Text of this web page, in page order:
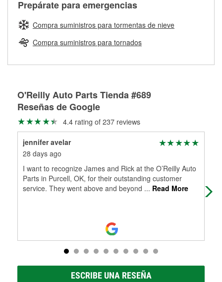
Herramientas de O'Reilly
pueden ser reutilizados, podemos ayudarte a encontrar las
partes de reemplazo correctas para tu reparación.
Rectificación de tambores y discos de freno
averiada o determina los acoplamientos y la longitud
adecuados para que te construyamos una nueva. O'Reilly
Auto Parts tiene las mangueras y los acoples adecuados
para reparar el sistema hidráulico de tu maquinaria
agrícola o de construcción.
Más información acerca del servicio de mangueras
Prepárate para emergencias
Compra suministros para tormentas de nieve
Compra suministros para tornados
O'Reilly Auto Parts Tienda #689
Reseñas de Google
4.4 rating of 237 reviews
jennifer avelar
28 days ago
I want to recognize James and Rick at the O’Reilly Auto
Parts in Purcell, OK, for their outstanding customer
service. They went above and beyond ... Read More
ESCRIBE UNA RESEÑA